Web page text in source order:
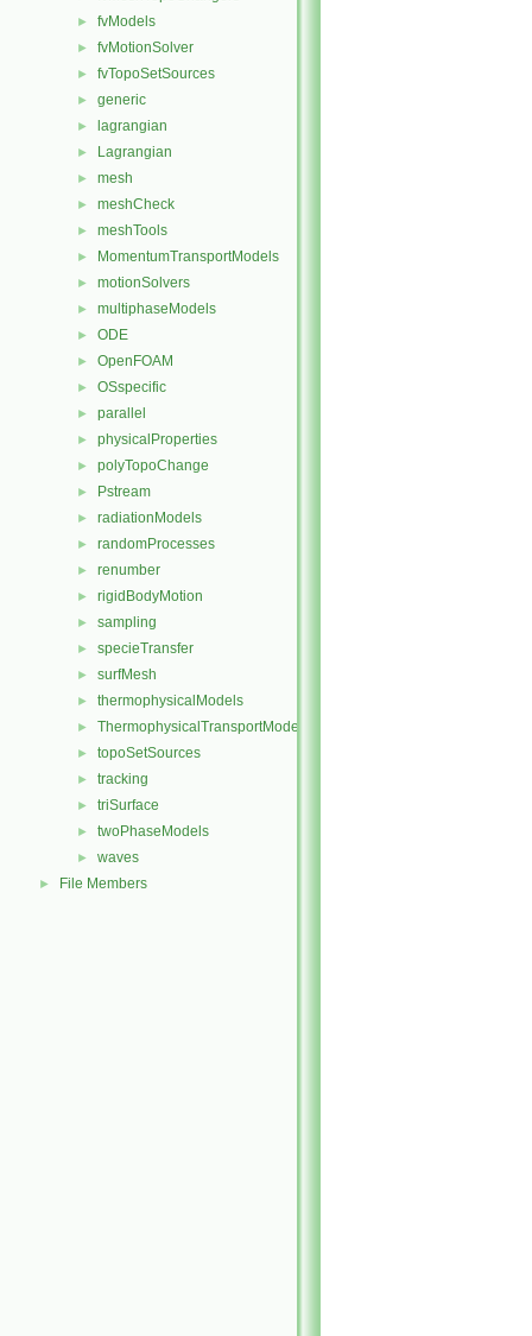
► fvModels
► fvMotionSolver
► fvTopoSetSources
► generic
► lagrangian
► Lagrangian
► mesh
► meshCheck
► meshTools
► MomentumTransportModels
► motionSolvers
► multiphaseModels
► ODE
► OpenFOAM
► OSspecific
► parallel
► physicalProperties
► polyTopoChange
► Pstream
► radiationModels
► randomProcesses
► renumber
► rigidBodyMotion
► sampling
► specieTransfer
► surfMesh
► thermophysicalModels
► ThermophysicalTransportModels
► topoSetSources
► tracking
► triSurface
► twoPhaseModels
► waves
► File Members